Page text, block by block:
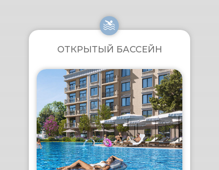
ОТКРЫТЫЙ БАССЕЙН